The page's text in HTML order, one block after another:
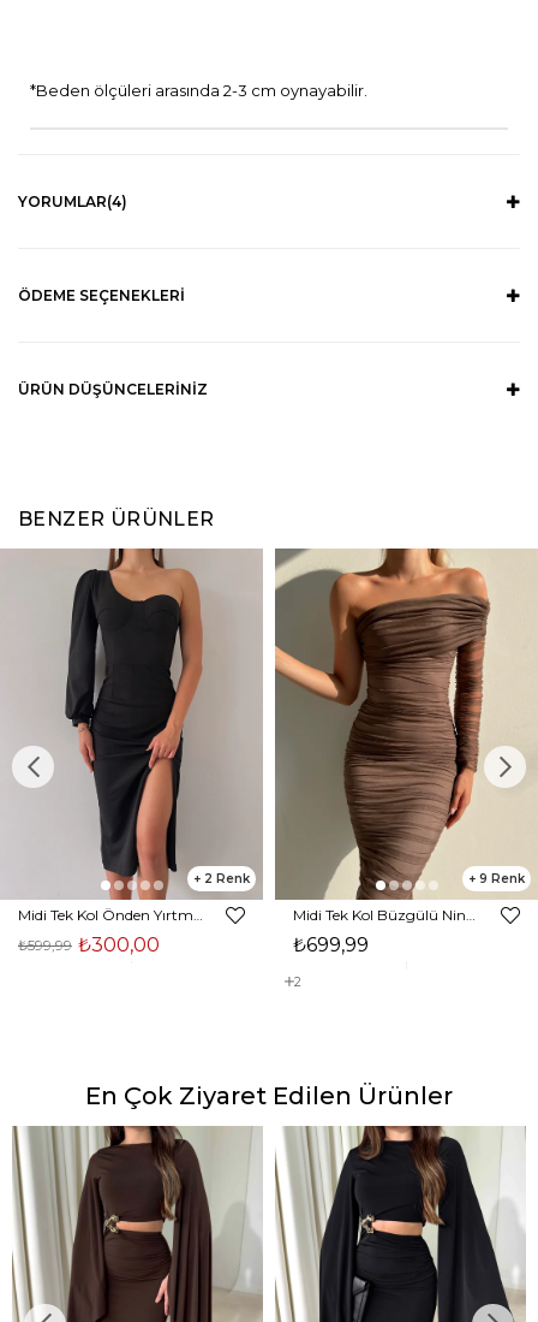
*Beden ölçüleri arasında 2-3 cm oynayabilir.
YORUMLAR(4)
ÖDEME SEÇENEKLERI
ÜRÜN DÜŞÜNCELERINIZ
BENZER ÜRÜNLER
2
₺300,00
₺599,99
9
₺699,99
2
En Çok Ziyaret Edilen Ürünler